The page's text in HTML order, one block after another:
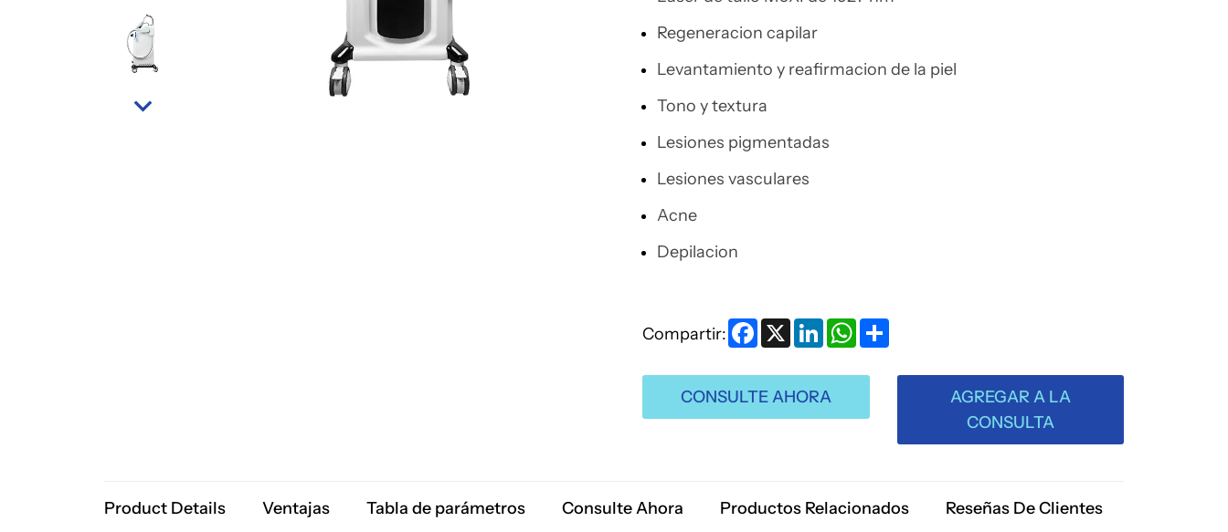
Regeneracion capilar
Levantamiento y reafirmacion de la piel
Tono y textura
Lesiones pigmentadas
Lesiones vasculares
Acne
Depilacion
Compartir: Facebook
X LinkedInWhatsApp
CONSULTE AHORA
AGREGAR A LA
CONSULTA
Product Details Ventajas Tabla de parámetros Consulte Ahora Productos Relacionados Reseñas De Clientes